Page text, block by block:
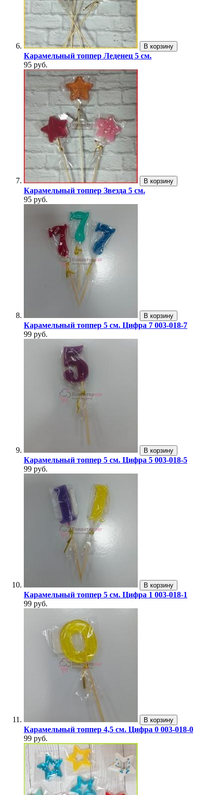
В корзину
Карамельный топпер Леденец 5 см.
95 руб.
В корзину
Карамельный топпер Звезда 5 см.
95 руб.
В корзину
Карамельный топпер 5 см. Цифра 7 003-018-7
99 руб.
В корзину
Карамельный топпер 5 см. Цифра 5 003-018-5
99 руб.
В корзину
Карамельный топпер 5 см. Цифра 1 003-018-1
99 руб.
В корзину
Карамельный топпер 4,5 см. Цифра 0 003-018-0
99 руб.